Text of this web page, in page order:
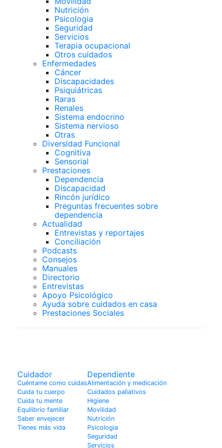
Nutrición
Psicologia
Seguridad
Servicios
Terapia ocupacional
Otros cuidados
Enfermedades
Cáncer
Discapacidades
Psiquiátricas
Raras
Renales
Sistema endocrino
Sistema nervioso
Otras
Diversidad Funcional
Cognitiva
Sensorial
Prestaciones
Dependencia
Discapacidad
Rincón jurídico
Preguntas frecuentes sobre
dependencia
Actualidad
Entrevistas y reportajes
Conciliación
Podcasts
Consejos
Manuales
Directorio
Entrevistas
Apoyo Psicológico
Ayuda sobre cuidados en casa
Prestaciones Sociales
Cuidador
Cuéntame como cuidas
Cuida tu cuerpo
Cuida tu mente
Equilibrio familiar
Saber envejecer
Tienes más vida
Dependiente
Alimentación y medicación
Cuidados paliativos
Higiene
Movilidad
Nutrición
Psicologia
Seguridad
Servicios